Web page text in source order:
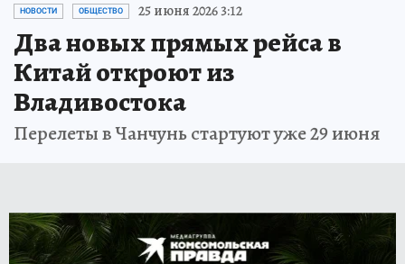
НОВОСТИ ОБЩЕСТВО 25 июня 2026 3:12
Два новых прямых рейса в
Китай откроют из
Владивостока
Перелеты в Чанчунь стартуют уже 29 июня